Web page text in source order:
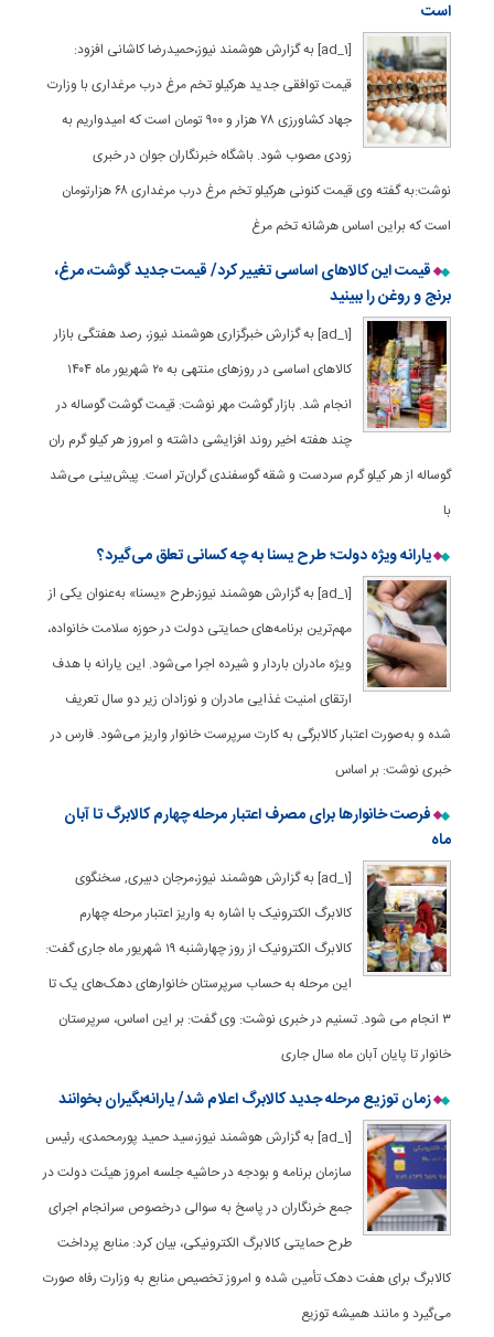
است
[ad_1] به گزارش هوشمند نیوز،حمیدرضا کاشانی افزود:
قیمت توافقی جدید هرکیلو تخم مرغ درب مرغداری با وزارت
جهاد کشاورزی ۷۸ هزار و ۹۰۰ تومان است که امیدواریم به
زودی مصوب شود. باشگاه خبرنگاران جوان در خبری
نوشت:به گفته وی قیمت کنونی هرکیلو تخم مرغ درب مرغداری ۶۸ هزارتومان
است که براین اساس هرشانه تخم مرغ
قیمت این کالاهای اساسی تغییر کرد/ قیمت جدید گوشت، مرغ،
برنج و روغن را ببینید
[ad_1] به گزارش خبرگزاری هوشمند نیوز، رصد هفتگی بازار
کالاهای اساسی در روزهای منتهی به ۲۰ شهریور ماه ۱۴۰۴
انجام شد. بازار گوشت مهر نوشت: قیمت گوشت گوساله در
چند هفته اخیر روند افزایشی داشته و امروز هر کیلو گرم ران
گوساله از هر کیلو گرم سردست و شقه گوسفندی گران‌تر است. پیش‌بینی می‌شد
با
یارانه ویژه دولت؛ طرح یسنا به چه کسانی تعلق می‌گیرد؟
[ad_1] به گزارش هوشمند نیوز،طرح «یسنا» به‌عنوان یکی از
مهم‌ترین برنامه‌های حمایتی دولت در حوزه سلامت خانواده،
ویژه مادران باردار و شیرده اجرا می‌شود. این یارانه با هدف
ارتقای امنیت غذایی مادران و نوزادان زیر دو سال تعریف
شده و به‌صورت اعتبار کالابرگی به کارت سرپرست خانوار واریز می‌شود. فارس در
خبری نوشت: بر اساس
فرصت خانوارها برای مصرف اعتبار مرحله چهارم کالابرگ تا آبان
ماه
[ad_1] به گزارش هوشمند نیوز،مرجان دبیری, سخنگوی
کالابرگ الکترونیک با اشاره به واریز اعتبار مرحله چهارم
کالابرگ الکترونیک از روز چهارشنبه ۱۹ شهریور ماه جاری گفت:
این مرحله به حساب سرپرستان خانوارهای دهک‌های یک تا
۳ انجام می شود. تسنیم در خبری نوشت: وی گفت: بر این اساس، سرپرستان
خانوار تا پایان آبان ماه سال جاری
زمان توزیع مرحله جدید کالابرگ اعلام شد/ یارانه‌بگیران بخوانند
[ad_1] به گزارش هوشمند نیوز،سید حمید پورمحمدی، رئیس
سازمان برنامه و بودجه در حاشیه جلسه امروز هیئت دولت در
جمع خرنگاران در پاسخ به سوالی درخصوص سرانجام اجرای
طرح حمایتی کالابرگ الکترونیکی، بیان کرد: منابع پرداخت
کالابرگ برای هفت دهک تأمین شده و امروز تخصیص منابع به وزارت رفاه صورت
می‌گیرد و مانند همیشه توزیع